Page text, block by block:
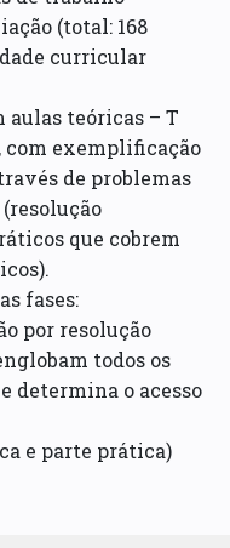
(total: 168
curricular
aulas teóricas – T
com exemplificação
de problemas
que cobrem
fases:
por resolução
todos os
determina o acesso
e parte prática)